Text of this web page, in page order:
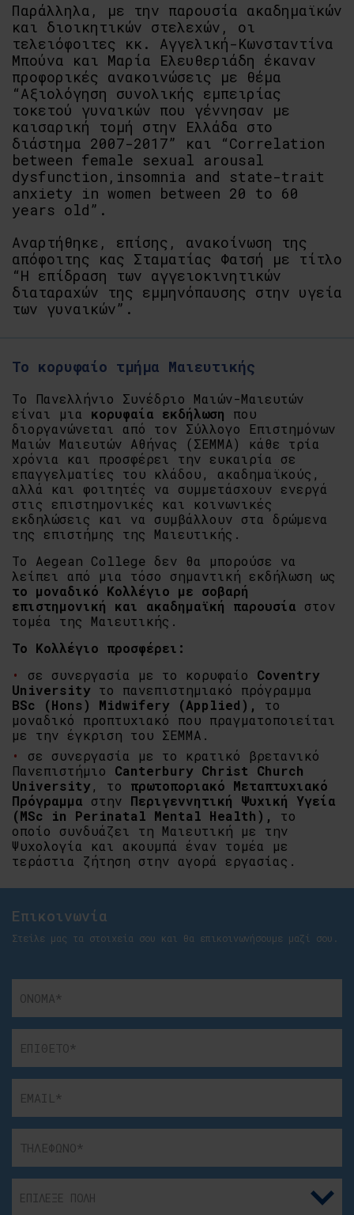
Παράλληλα, με την παρουσία ακαδημαϊκών
και διοικητικών στελεχών, οι
τελειόφοιτες κκ. Αγγελική-Κωνσταντίνα
Μπούνα και Μαρία Ελευθεριάδη έκαναν
προφορικές ανακοινώσεις με θέμα
“Αξιολόγηση συνολικής εμπειρίας
τοκετού γυναικών που γέννησαν με
καισαρική τομή στην Ελλάδα στο
διάστημα 2007-2017” και “Correlation
between female sexual arousal
dysfunction,insomnia and state-trait
anxiety in women between 20 to 60
years old”.
Αναρτήθηκε, επίσης, ανακοίνωση της
απόφοιτης κας Σταματίας Φατσή με τίτλο
“Η επίδραση των αγγειοκινητικών
διαταραχών της εμμηνόπαυσης στην υγεία
των γυναικών”.
Το κορυφαίο τμήμα Μαιευτικής
Το Πανελλήνιο Συνέδριο Μαιών-Μαιευτών
είναι μια κορυφαία εκδήλωση που
διοργανώνεται από τον Σύλλογο Επιστημόνων
Μαιών Μαιευτών Αθήνας (ΣΕΜΜΑ) κάθε τρία
χρόνια και προσφέρει την ευκαιρία σε
επαγγελματίες του κλάδου, ακαδημαϊκούς,
αλλά και φοιτητές να συμμετάσχουν ενεργά
στις επιστημονικές και κοινωνικές
εκδηλώσεις και να συμβάλλουν στα δρώμενα
της επιστήμης της Μαιευτικής.
Το Aegean College δεν θα μπορούσε να
λείπει από μια τόσο σημαντική εκδήλωση ως
το μοναδικό Κολλέγιο με σοβαρή
επιστημονική και ακαδημαϊκή παρουσία στον
τομέα της Μαιευτικής.
Το Κολλέγιο προσφέρει:
σε συνεργασία με το κορυφαίο Coventry
University το πανεπιστημιακό πρόγραμμα
BSc (Hons) Midwifery (Applied) ,
το
μοναδικό προπτυχιακό που πραγματοποιείται
με την έγκριση του ΣΕΜΜΑ.
σε συνεργασία με το κρατικό βρετανικό
Πανεπιστήμιο Canterbury Christ Church
University, το πρωτοποριακό Μεταπτυχιακό
Πρόγραμμα στην Περιγεννητική Ψυχική Υγεία
(MSc in Perinatal Mental Health) ,
το
οποίο συνδυάζει τη Μαιευτική με την
Ψυχολογία και ακουμπά έναν τομέα με
τεράστια ζήτηση στην αγορά εργασίας.
Επικοινωνία
Στείλε μας τα στοιχεία σου και θα επικοινωνήσουμε μαζί σου.